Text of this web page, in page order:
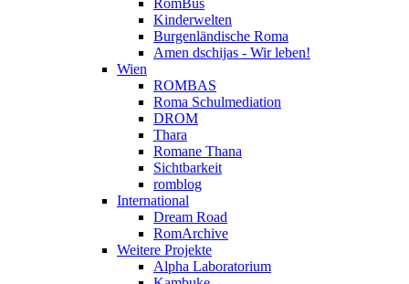
RomBus
Kinderwelten
Burgenländische Roma
Amen dschijas - Wir leben!
Wien
ROMBAS
Roma Schulmediation
DROM
Thara
Romane Thana
Sichtbarkeit
romblog
International
Dream Road
RomArchive
Weitere Projekte
Alpha Laboratorium